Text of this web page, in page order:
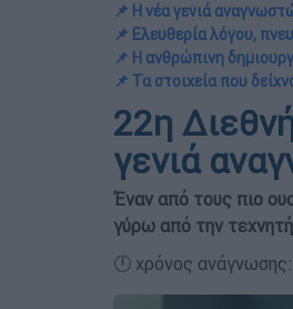
📌 Η νέα γενιά
📌 Ελευθερία λόγου,
📌 Η ανθρώπινη
📌 Τα στοιχεία που
22η
γενιά
Έναν από τους πιο
γύρω από την
🕛 χρόνος